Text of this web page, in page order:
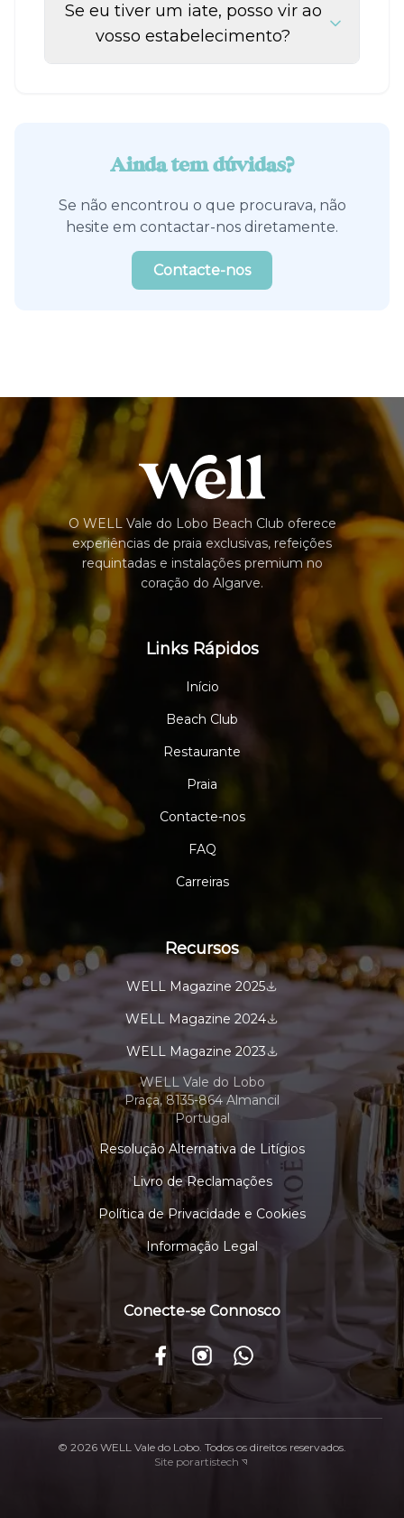
Se eu tiver um iate, posso vir ao
vosso estabelecimento?
Ainda tem dúvidas?
Se não encontrou o que procurava, não
hesite em contactar-nos diretamente.
Contacte-nos
O WELL Vale do Lobo Beach Club oferece
experiências de praia exclusivas, refeições
requintadas e instalações premium no
coração do Algarve.
Links Rápidos
Início
Beach Club
Restaurante
Praia
Contacte-nos
FAQ
Carreiras
Recursos
WELL Magazine 2025
WELL Magazine 2024
WELL Magazine 2023
WELL Vale do Lobo
Praça, 8135-864 Almancil
Portugal
Resolução Alternativa de Litígios
Livro de Reclamações
Política de Privacidade e Cookies
Informação Legal
Conecte-se Connosco
© 2026 WELL Vale do Lobo. Todos os direitos reservados.
Site porartistech